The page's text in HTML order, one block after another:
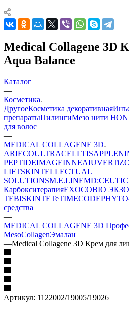
Medical Collagene 3D
Aqua Balance
Каталог
—
Косметика
ДругоеКосметика декоративная
препаратыПилингиМезо нити
для волос
—
MEDICAL COLLAGENE 3D
ARIECOULTRACELLTISAPPLE
PEPTIDEIMAGEINNEAIUVER
LIFTSKINTELLECTUAL
SOLUTIONSM.E.LINE
КарбокситерапияEXOCOBIO
TEBISKINTETeTIMECODE
средства
—
MEDICAL COLLAGENE 3D
MesoCollagenЭмалан
—Medical Collagene 3D Крем для
Артикул: 1122002/19005/19026